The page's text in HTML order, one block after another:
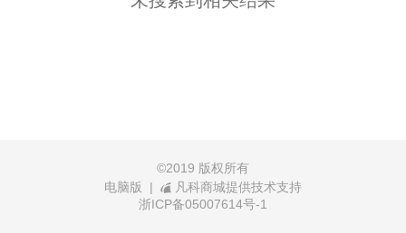
©2019 版权所有
电脑版
|
凡科商城提供技术支持
浙ICP备05007614号-1